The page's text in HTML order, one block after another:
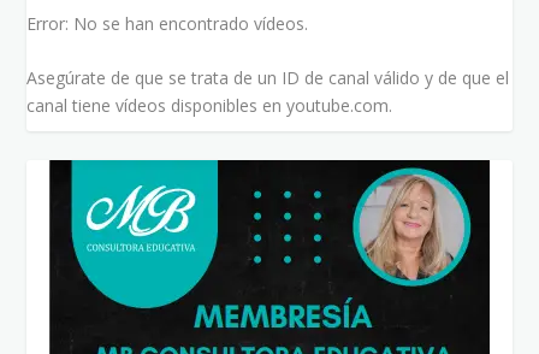
Error: No se han encontrado vídeos.
Asegúrate de que se trata de un ID de canal válido y de que el
canal tiene vídeos disponibles en youtube.com.